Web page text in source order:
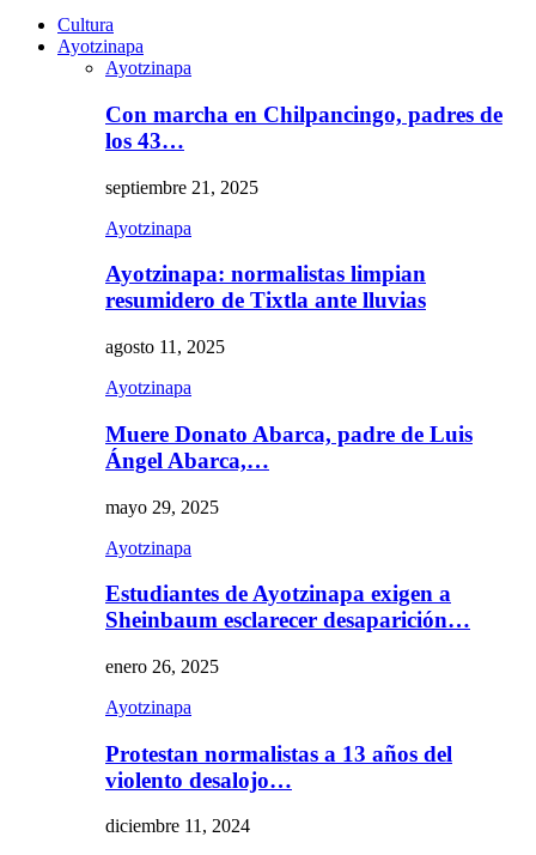
Cultura
Ayotzinapa
Ayotzinapa
Con marcha en Chilpancingo, padres de
los 43…
septiembre 21, 2025
Ayotzinapa
Ayotzinapa: normalistas limpian
resumidero de Tixtla ante lluvias
agosto 11, 2025
Ayotzinapa
Muere Donato Abarca, padre de Luis
Ángel Abarca,…
mayo 29, 2025
Ayotzinapa
Estudiantes de Ayotzinapa exigen a
Sheinbaum esclarecer desaparición…
enero 26, 2025
Ayotzinapa
Protestan normalistas a 13 años del
violento desalojo…
diciembre 11, 2024